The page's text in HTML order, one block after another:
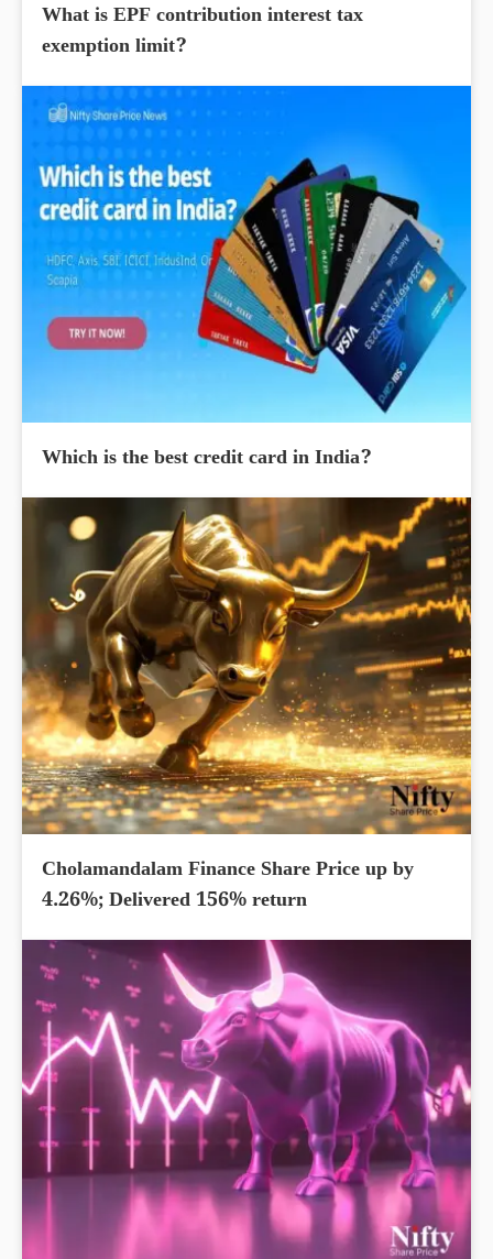
What is EPF contribution interest tax
exemption limit?
Which is the best credit card in India?
Cholamandalam Finance Share Price up by
4.26%; Delivered 156% return